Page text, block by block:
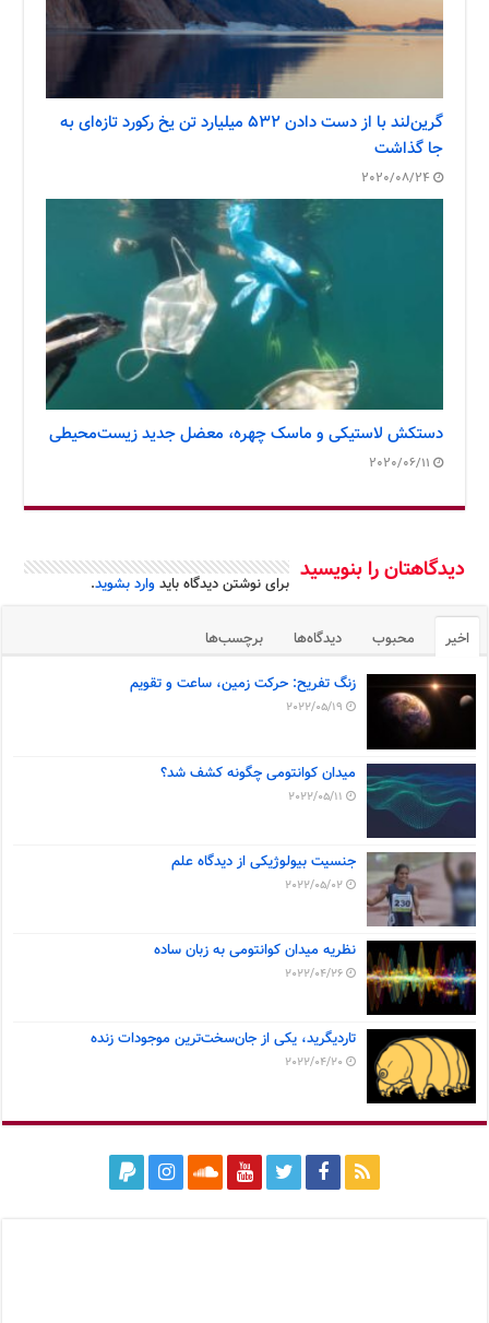
گرین‌لند با از دست دادن ۵۳۲ میلیارد تن یخ رکورد تازه‌ای به
جا گذاشت
2020/08/24
دستکش لاستیکی و ماسک چهره، معضل جدید زیست‌محیطی
2020/06/11
دیدگاهتان را بنویسید برای نوشتن دیدگاه بایدوارد بشوید.
اخیر محبوب دیدگاه‌ها برچسب‌ها
زنگ تفریح: حرکت زمین، ساعت و تقویم
2022/05/19
میدان کوانتومی چگونه کشف شد؟
2022/05/11
جنسیت بیولوژیکی از دیدگاه علم
2022/05/02
نظریه میدان کوانتومی به زبان ساده
2022/04/26
تاردیگرید، یکی از جان‌سخت‌ترین موجودات زنده
2022/04/20